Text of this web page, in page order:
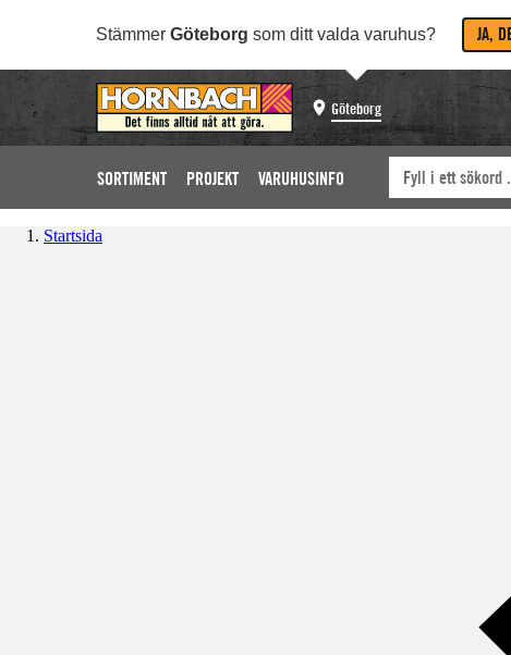
Stämmer Göteborg som ditt valda varuhus? JA,
Göteborg
SORTIMENT PROJEKT VARUHUSINFO
Startsida